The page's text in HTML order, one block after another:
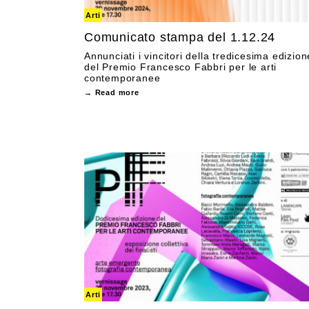
Arti
Comunicato stampa del 1.12.24
Annunciati i vincitori della tredicesima
del Premio Francesco Fabbri per le arti
contemporanee
→ Read more
Arti